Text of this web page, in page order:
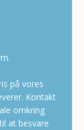
på vores
Kontakt
omkring
at besvare